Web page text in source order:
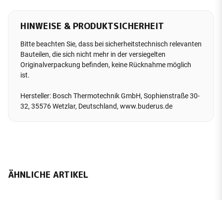
HINWEISE & PRODUKTSICHERHEIT
Bitte beachten Sie, dass bei sicherheitstechnisch relevanten
Bauteilen, die sich nicht mehr in der versiegelten
Originalverpackung befinden, keine Rücknahme möglich
ist.
Hersteller: Bosch Thermotechnik GmbH, Sophienstraße 30-
32, 35576 Wetzlar, Deutschland, www.buderus.de
ÄHNLICHE ARTIKEL